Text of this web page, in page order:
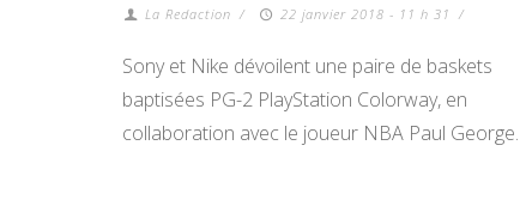
La Redaction / 22 janvier 2018 - 11 h 31 /
Sony et Nike dévoilent une paire de baskets
baptisées PG-2 PlayStation Colorway, en
collaboration avec le joueur NBA Paul George.